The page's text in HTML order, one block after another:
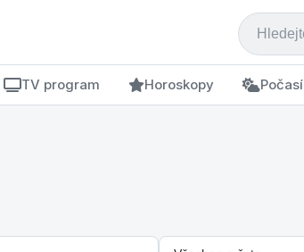
TV program Horoskopy Počasí